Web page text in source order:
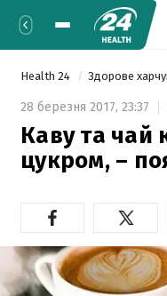
Health 24 Здорове
28 березня 2017, 23:37
Каву та чай
цукром, –